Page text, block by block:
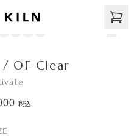
OF Clear
税込